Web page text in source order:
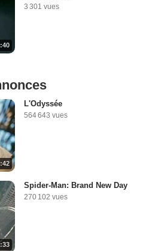
3 301 vues
L'Odyssée
564 643 vues
Spider-Man: Brand New Day
270 102 vues